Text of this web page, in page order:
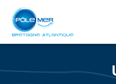
Cookies management panel
Skip
main